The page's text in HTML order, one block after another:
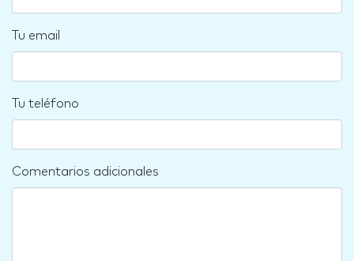
Tu email
Tu teléfono
Comentarios adicionales